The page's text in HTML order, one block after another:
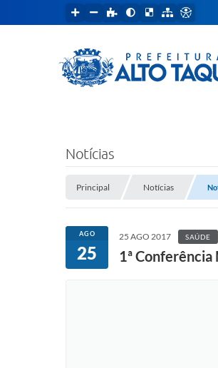
Notícias
Principal Notícias
AGO
25
25 AGO 2017 SAÚDE
1ª Conferência